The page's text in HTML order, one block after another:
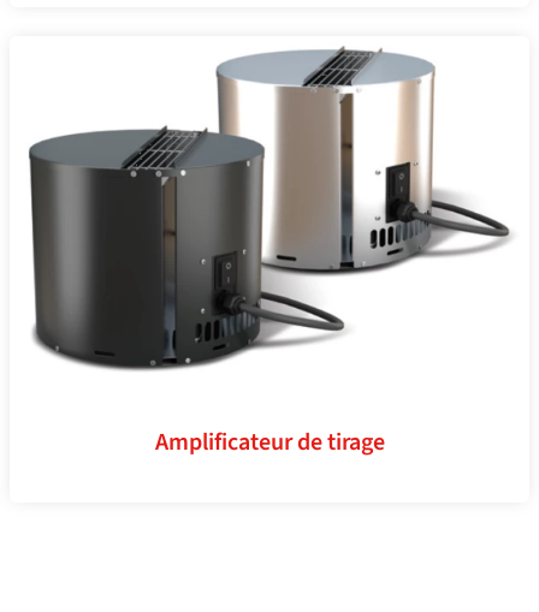
Amplificateur de tirage